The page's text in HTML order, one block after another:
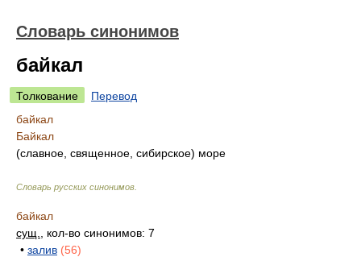
Словарь синонимов
байкал
Толкование
Перевод
байкал
Байкал
(славное, священное, сибирское) море
Словарь русских синонимов
байкал
сущ.
, кол-во синонимов: 7
• залив (56)